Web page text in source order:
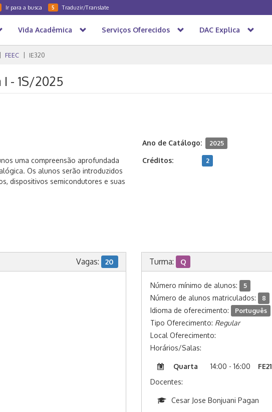
Ir para a busca 5 Traduzir/Translate
Vida Acadêmica Serviços Oferecidos DAC Explica
FEEC IE320
- 1S/2025
uma compreensão aprofundada
Os alunos serão introduzidos
dispositivos semicondutores e suas
Ano de Catálogo: 2025
Créditos: 2
Vagas: 20 Turma: Q
Número mínimo de alunos: 5
Número de alunos matriculados: 8
Idioma de oferecimento: Português
Tipo Oferecimento: Regular
Local Oferecimento:
Horários/Salas:
Quarta 14:00 - 16:00
FE21
Docentes:
Cesar Jose Bonjuani Pagan